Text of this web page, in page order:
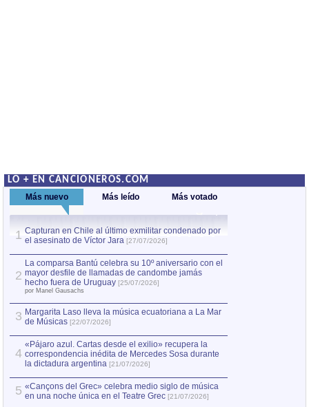
LO + EN CANCIONEROS.COM
Más nuevo Más leído Más votado
1 Capturan en Chile al último exmilitar condenado por
el asesinato de Víctor Jara [27/07/2026]
2
La comparsa Bantú celebra su 10º aniversario con el
mayor desfile de llamadas de candombe jamás
hecho fuera de Uruguay [25/07/2026]
por Manel Gausachs
3 Margarita Laso lleva la música ecuatoriana a La Mar
de Músicas [22/07/2026]
4
«Pájaro azul. Cartas desde el exilio» recupera la
correspondencia inédita de Mercedes Sosa durante
la dictadura argentina [21/07/2026]
5 «Cançons del Grec» celebra medio siglo de música
en una noche única en el Teatre Grec [21/07/2026]